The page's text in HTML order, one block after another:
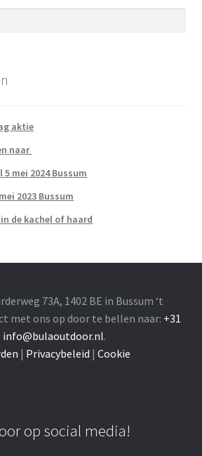
aktie
naar
mei 2024 Bussum
2023 Bussum
de kachel of haard
73A, 1402 BE in Bussum ‘t
met ons op door te bellen naar: +31
info@bulaoutdoor.nl.
| Privacybeleid | Cookie
op social media!